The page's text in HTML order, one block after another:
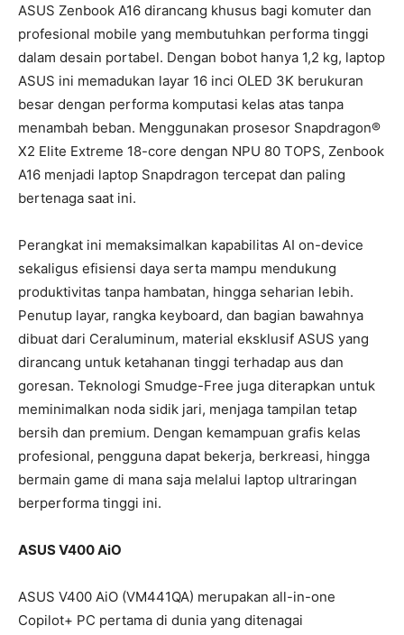
ASUS Zenbook A16 dirancang khusus bagi komuter dan
profesional mobile yang membutuhkan performa tinggi
dalam desain portabel. Dengan bobot hanya 1,2 kg, laptop
ASUS ini memadukan layar 16 inci OLED 3K berukuran
besar dengan performa komputasi kelas atas tanpa
menambah beban. Menggunakan prosesor Snapdragon®
X2 Elite Extreme 18-core dengan NPU 80 TOPS, Zenbook
A16 menjadi laptop Snapdragon tercepat dan paling
bertenaga saat ini.
Perangkat ini memaksimalkan kapabilitas AI on-device
sekaligus efisiensi daya serta mampu mendukung
produktivitas tanpa hambatan, hingga seharian lebih.
Penutup layar, rangka keyboard, dan bagian bawahnya
dibuat dari Ceraluminum, material eksklusif ASUS yang
dirancang untuk ketahanan tinggi terhadap aus dan
goresan. Teknologi Smudge-Free juga diterapkan untuk
meminimalkan noda sidik jari, menjaga tampilan tetap
bersih dan premium. Dengan kemampuan grafis kelas
profesional, pengguna dapat bekerja, berkreasi, hingga
bermain game di mana saja melalui laptop ultraringan
berperforma tinggi ini.
ASUS V400 AiO
ASUS V400 AiO (VM441QA) merupakan all-in-one
Copilot+ PC pertama di dunia yang ditenagai